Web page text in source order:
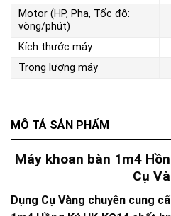
MÔ TẢ SẢN PHẨM
Máy khoan bàn 1m4
Cụ
Dụng Cụ Vàng chuyên cung
Motor (HP, Pha, Tốc độ:
vòng/phút)
Kích thước máy
Trọng lượng máy